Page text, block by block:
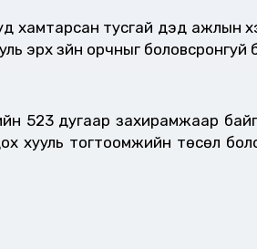
хамтарсан тусгай дэд ажлын
эрх зүйн орчныг боловсронгуй
523 дугаар захирамжаар
хууль тогтоомжийн төсөл